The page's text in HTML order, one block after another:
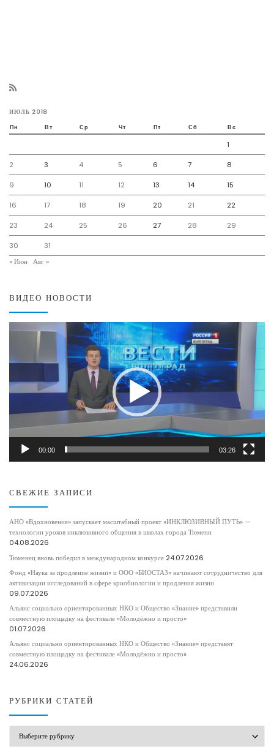
ИЮЛЬ 2018
Пн Вт Ср Чт Пт Сб Вс
1
2 3 4 5 6 7 8
9 10 11 12 13 14 15
16 17 18 19 20 21 22
23 24 25 26 27 28 29
30
31
« Июн Авг »
ВИДЕО НОВОСТИ
00:00 03:26
СВЕЖИЕ ЗАПИСИ
АНО «Вдохновение» запускает масштабный проект «ИНКЛЮЗИВНЫЙ ПУТЬ» —
технологии уроков инклюзивного общения в школах города Тюмени
04.08.2026
Тюменец вновь победил в международном конкурсе 24.07.2026
Фонд «Наука за продление жизни» и ООО «БИОСТАЗ» начинают сотрудничество для
активизации исследований в сфере криобиологии и продления жизни
09.07.2026
Альянс социально ориентированных НКО и Общество «Знание» представили
совместную площадку на фестивале «Молодёжно и просто»
01.07.2026
Альянс социально ориентированных НКО и Общество «Знание» представят
совместную площадку на фестивале «Молодёжно и просто»
24.06.2026
РУБРИКИ СТАТЕЙ